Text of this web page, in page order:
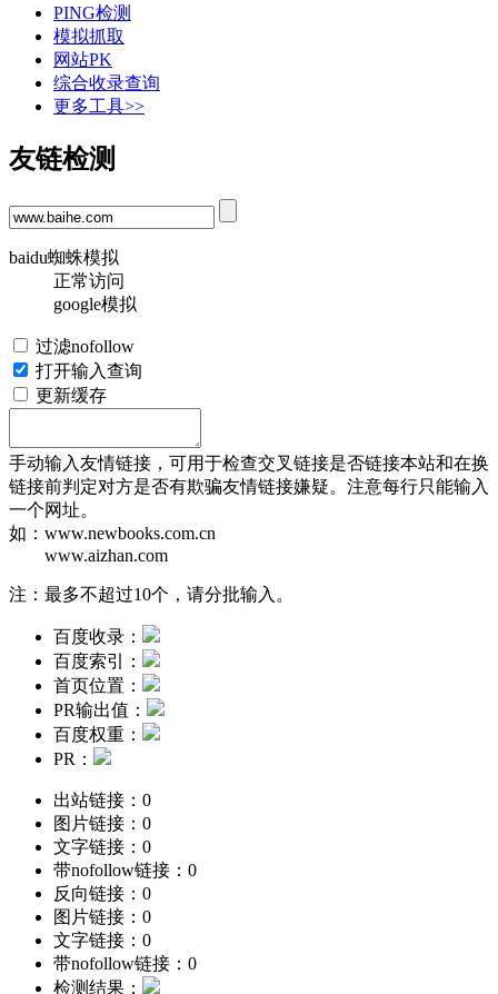
PING检测
模拟抓取
网站PK
综合收录查询
更多工具>>
友链检测
baidu蜘蛛模拟
正常访问
google模拟
过滤nofollow
打开输入查询
更新缓存
手动输入友情链接，可用于检查交叉链接是否链接本站和在换
链接前判定对方是否有欺骗友情链接嫌疑。注意每行只能输入
一个网址。
如： www.newbooks.com.cn
www.aizhan.com
注：最多不超过10个，请分批输入。
百度收录：
百度索引：
首页位置：
PR输出值：
百度权重：
PR：
出站链接： 0
图片链接： 0
文字链接： 0
带nofollow链接： 0
反向链接： 0
图片链接： 0
文字链接： 0
带nofollow链接： 0
检测结果：